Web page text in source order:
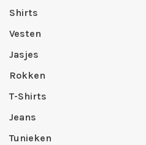
Shirts
Vesten
Jasjes
Rokken
T-Shirts
Jeans
Tunieken